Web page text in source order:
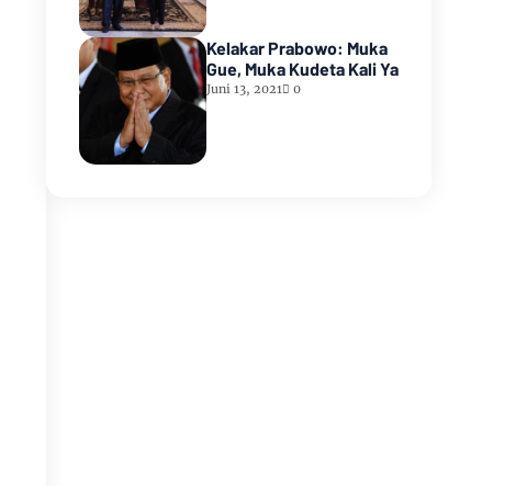
Kelakar Prabowo: Muka
Gue, Muka Kudeta Kali Ya
Juni 13, 2021 0